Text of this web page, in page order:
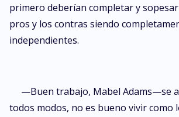
primero deberían completar y
pros y los contras siendo
independientes.
—Buen trabajo, Mabel Adams—se
todos modos, no es bueno vivir como